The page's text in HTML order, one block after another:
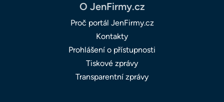
O JenFirmy.cz
Proč portál JenFirmy.cz
Kontakty
Prohlášení o přístupnosti
Tiskové zprávy
Transparentní zprávy